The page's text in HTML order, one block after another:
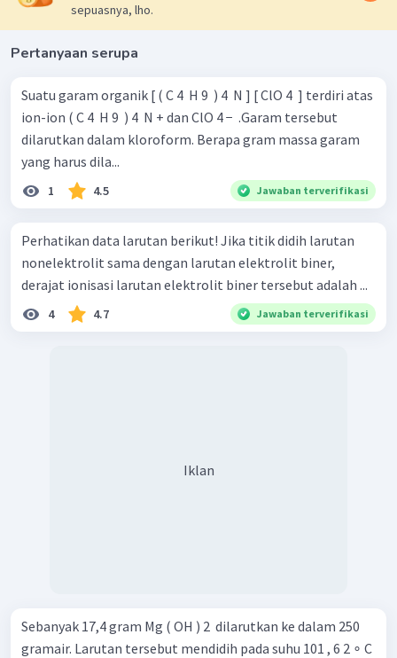
sepuasnya, lho.
Pertanyaan serupa
Suatu garam organik [ ( C 4 ​ H 9 ​ ) 4 ​ N ] [ ClO 4 ​ ] terdiri atas
ion-ion ( C 4 ​ H 9 ​ ) 4 ​ N + dan ClO 4 − ​ .Garam tersebut
dilarutkan dalam kloroform. Berapa gram massa garam
yang harus dila...
1 4.5 Jawaban terverifikasi
Perhatikan data larutan berikut! Jika titik didih larutan
nonelektrolit sama dengan larutan elektrolit biner,
derajat ionisasi larutan elektrolit biner tersebut adalah ...
4 4.7 Jawaban terverifikasi
Iklan
Sebanyak 17,4 gram Mg ( OH ) 2 ​ dilarutkan ke dalam 250
gramair. Larutan tersebut mendidih pada suhu 101 , 6 2 ∘ C